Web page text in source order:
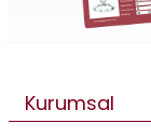
Kurumsal